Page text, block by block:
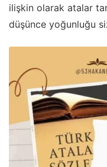
ilişkin olarak atalar
düşünce yoğunluğu